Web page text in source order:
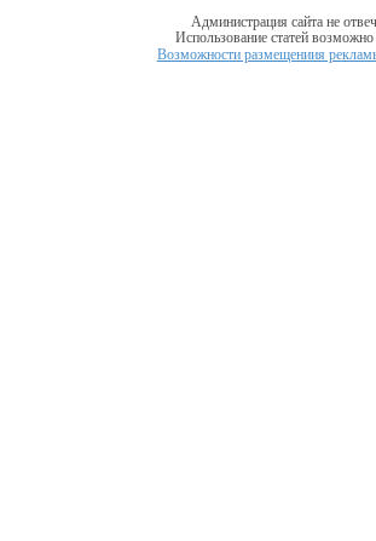
Администрация сайта не
Использование статей
Возможности размещениия